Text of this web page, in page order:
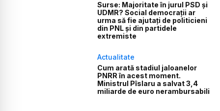
Surse: Majoritate în jurul PSD și
UDMR? Social democrații ar
urma să fie ajutați de politicieni
din PNL și din partidele
extremiste
Actualitate
Cum arată stadiul jaloanelor
PNRR în acest moment.
Ministrul Pîslaru a salvat 3,4
miliarde de euro nerambursabili